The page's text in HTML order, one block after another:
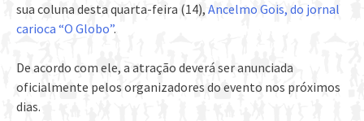
sua coluna desta quarta-feira (14), Ancelmo Gois, do jornal
carioca “O Globo”.
De acordo com ele, a atração deverá ser anunciada
oficialmente pelos organizadores do evento nos próximos
dias.